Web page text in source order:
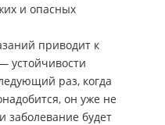
и опасных
приводит к
устойчивости
раз, когда
он уже не
заболевание будет